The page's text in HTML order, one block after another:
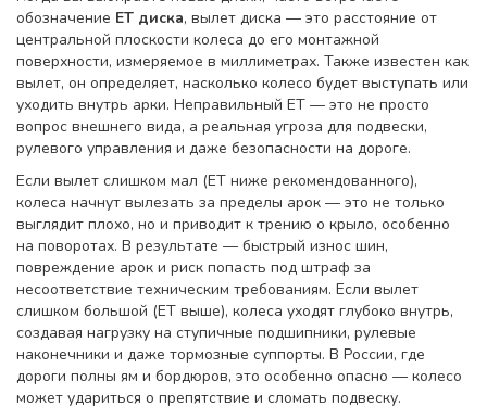
обозначение ET диска, вылет диска — это расстояние от
центральной плоскости колеса до его монтажной
поверхности, измеряемое в миллиметрах. Также известен как
вылет, он определяет, насколько колесо будет выступать или
уходить внутрь арки. Неправильный ET — это не просто
вопрос внешнего вида, а реальная угроза для подвески,
рулевого управления и даже безопасности на дороге.
Если вылет слишком мал (ET ниже рекомендованного),
колеса начнут вылезать за пределы арок — это не только
выглядит плохо, но и приводит к трению о крыло, особенно
на поворотах. В результате — быстрый износ шин,
повреждение арок и риск попасть под штраф за
несоответствие техническим требованиям. Если вылет
слишком большой (ET выше), колеса уходят глубоко внутрь,
создавая нагрузку на ступичные подшипники, рулевые
наконечники и даже тормозные суппорты. В России, где
дороги полны ям и бордюров, это особенно опасно — колесо
может удариться о препятствие и сломать подвеску.